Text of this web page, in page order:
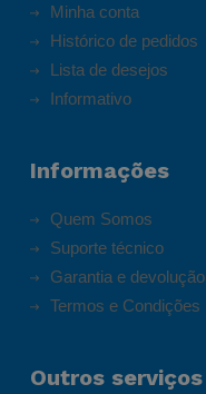
Minha conta
Histórico de pedidos
Lista de desejos
Informativo
Informações
Quem Somos
Suporte técnico
Garantia e devolução
Termos e Condições
Outros serviços